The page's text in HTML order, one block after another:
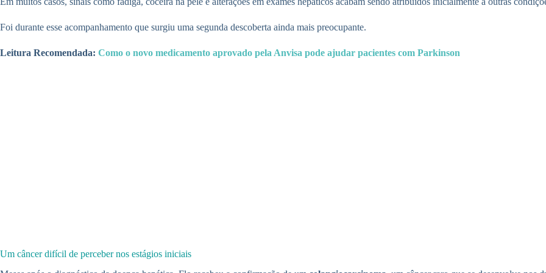
Foi durante esse acompanhamento que surgiu uma segunda descoberta ainda mais preocupante.
Leitura Recomendada: Como o novo medicamento aprovado pela Anvisa pode ajudar pacientes com Parkinson
Um câncer difícil de perceber nos estágios iniciais